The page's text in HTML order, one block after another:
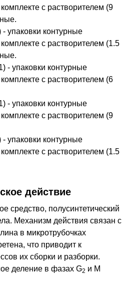
с растворителем (9
упаковки контурные
с растворителем (1.5
- упаковки контурные
с растворителем (6
- упаковки контурные
с растворителем (9
упаковки контурные
с растворителем (1.5
действие
средство, полусинтетический
Механизм действия связан с
в микротрубочках
что приводит к
их сборки и разборки.
деление в фазах G2 и M